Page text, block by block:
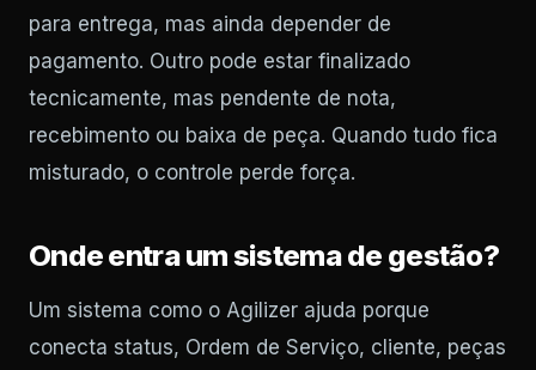
para entrega, mas ainda depender de
pagamento. Outro pode estar finalizado
tecnicamente, mas pendente de nota,
recebimento ou baixa de peça. Quando tudo fica
misturado, o controle perde força.
Onde entra um sistema de gestão?
Um sistema como o Agilizer ajuda porque
conecta status, Ordem de Serviço, cliente, peças